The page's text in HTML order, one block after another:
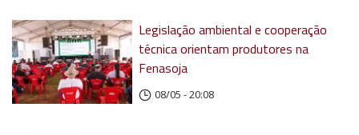
Legislação ambiental e cooperação
técnica orientam produtores na
Fenasoja
08/05 - 20:08